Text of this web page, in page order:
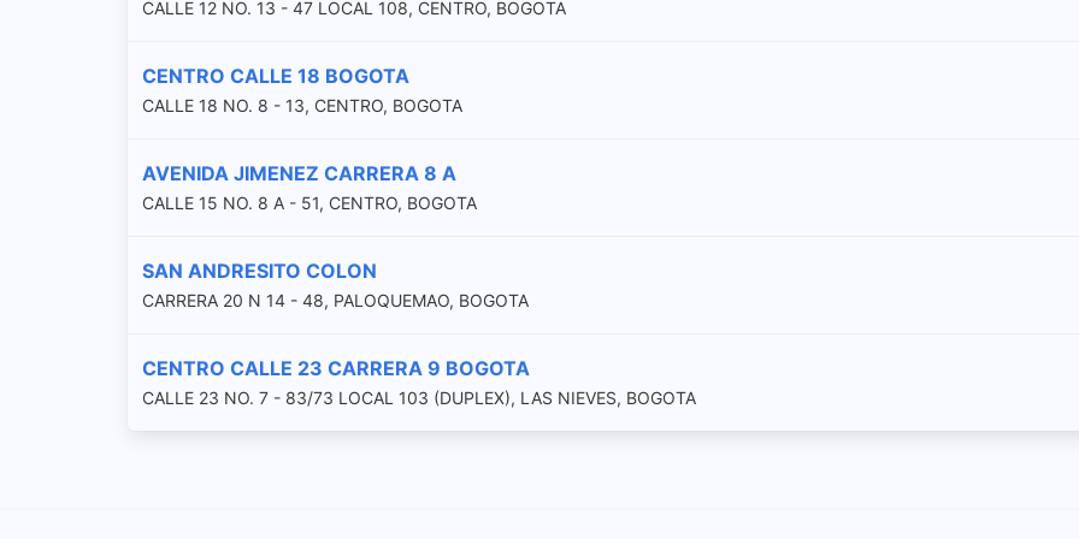
CALLE 12 NO. 13 - 47 LOCAL 108, CENTRO, BOGOTA
CENTRO CALLE 18 BOGOTA
CALLE 18 NO. 8 - 13, CENTRO, BOGOTA
AVENIDA JIMENEZ CARRERA 8 A
CALLE 15 NO. 8 A - 51, CENTRO, BOGOTA
SAN ANDRESITO COLON
CARRERA 20 N 14 - 48, PALOQUEMAO, BOGOTA
CENTRO CALLE 23 CARRERA 9 BOGOTA
CALLE 23 NO. 7 - 83/73 LOCAL 103 (DUPLEX), LAS NIEVES, BOGOTA